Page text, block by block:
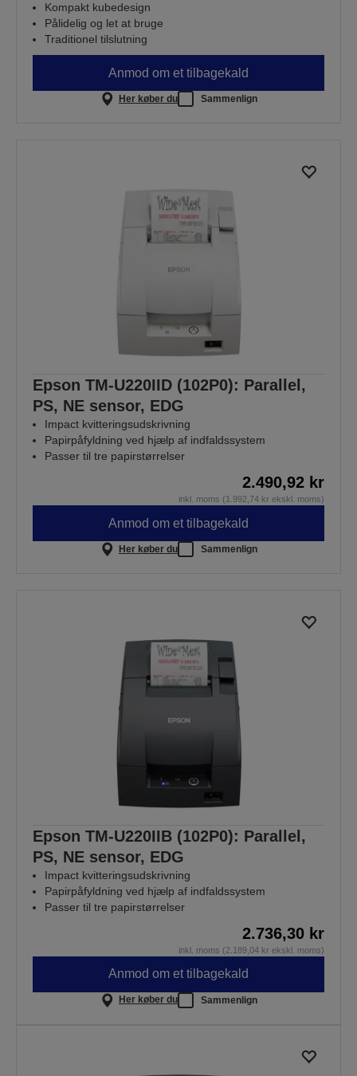
Kompakt kubedesign
Pålidelig og let at bruge
Traditionel tilslutning
Anmod om et tilbagekald
Her køber du Sammenlign
Epson TM-U220IID (102P0): Parallel,
PS, NE sensor, EDG
Impact kvitteringsudskrivning
Papirpåfyldning ved hjælp af indfaldssystem
Passer til tre papirstørrelser
2.490,92 kr
inkl. moms (1.992,74 kr ekskl. moms)
Anmod om et tilbagekald
Her køber du Sammenlign
Epson TM-U220IIB (102P0): Parallel,
PS, NE sensor, EDG
Impact kvitteringsudskrivning
Papirpåfyldning ved hjælp af indfaldssystem
Passer til tre papirstørrelser
2.736,30 kr
inkl. moms (2.189,04 kr ekskl. moms)
Anmod om et tilbagekald
Her køber du Sammenlign